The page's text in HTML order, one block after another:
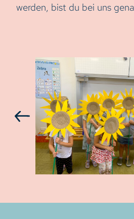
werden, bist du bei uns